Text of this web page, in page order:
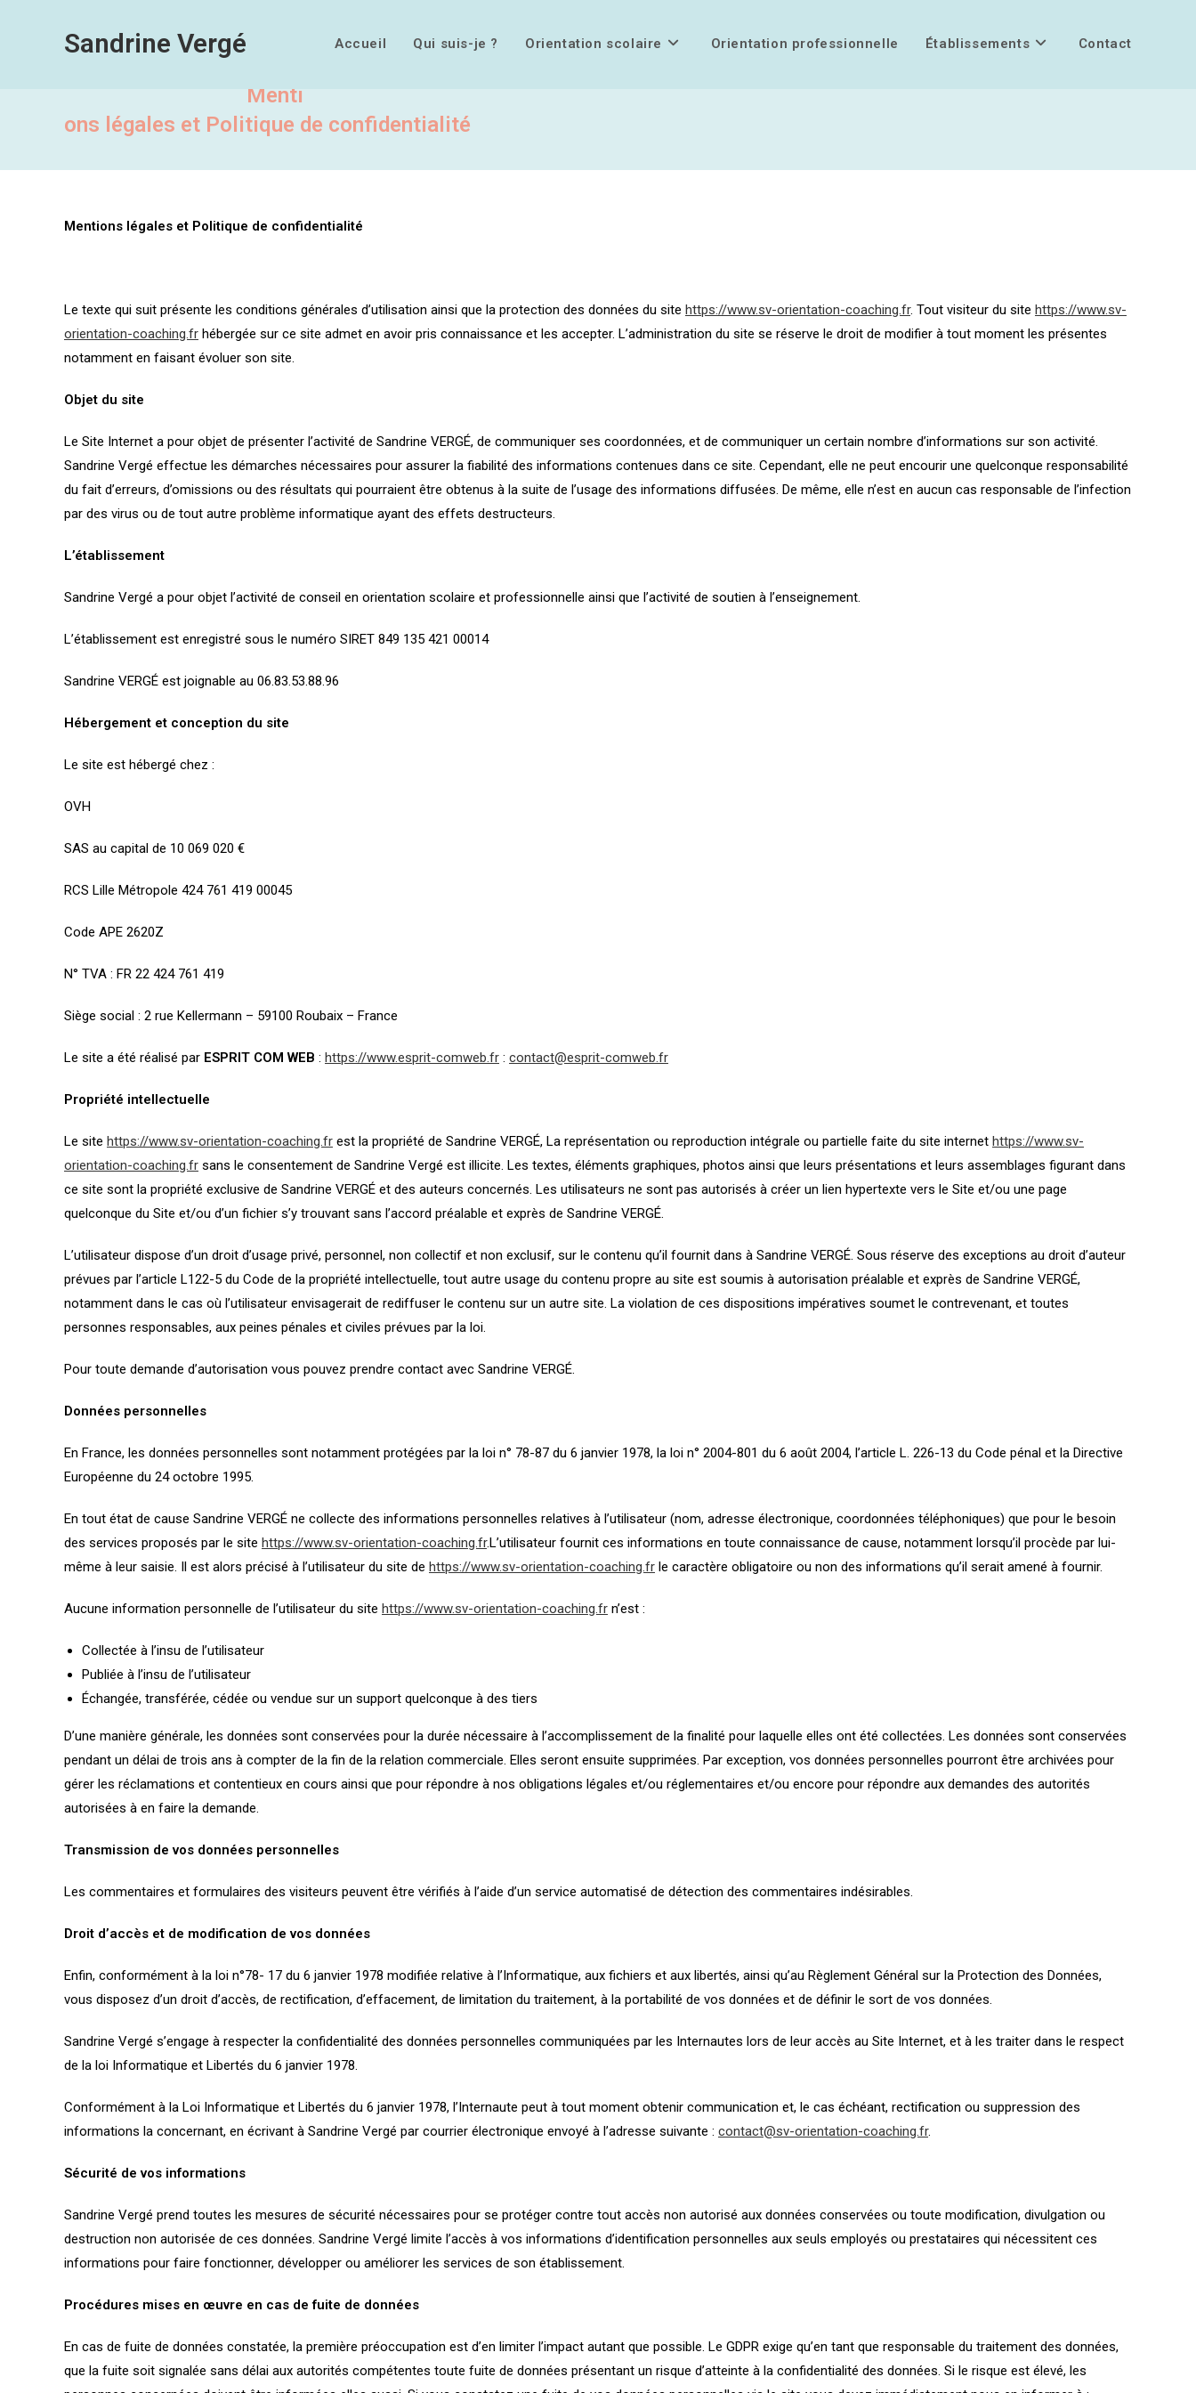
Sandrine Vergé Accueil Qui suis-je ? Orientation scolaire Orientation professionnelle Établissements Contact
Menti
ons légales et Politique de confidentialité
Mentions légales et Politique de confidentialité
Le texte qui suit présente les conditions générales d’utilisation ainsi que la protection des données du site https://www.sv-orientation-coaching.fr. Tout visiteur du site https://www.sv-
orientation-coaching.fr hébergée sur ce site admet en avoir pris connaissance et les accepter. L’administration du site se réserve le droit de modifier à tout moment les présentes
notamment en faisant évoluer son site.
Objet du site
Le Site Internet a pour objet de présenter l’activité de Sandrine VERGÉ, de communiquer ses coordonnées, et de communiquer un certain nombre d’informations sur son activité.
Sandrine Vergé effectue les démarches nécessaires pour assurer la fiabilité des informations contenues dans ce site. Cependant, elle ne peut encourir une quelconque responsabilité
du fait d’erreurs, d’omissions ou des résultats qui pourraient être obtenus à la suite de l’usage des informations diffusées. De même, elle n’est en aucun cas responsable de l’infection
par des virus ou de tout autre problème informatique ayant des effets destructeurs.
L’établissement
Sandrine Vergé a pour objet l’activité de conseil en orientation scolaire et professionnelle ainsi que l’activité de soutien à l’enseignement.
L’établissement est enregistré sous le numéro SIRET 849 135 421 00014
Sandrine VERGÉ est joignable au 06.83.53.88.96
Hébergement et conception du site
Le site est hébergé chez :
OVH
SAS au capital de 10 069 020 €
RCS Lille Métropole 424 761 419 00045
Code APE 2620Z
N° TVA : FR 22 424 761 419
Siège social : 2 rue Kellermann – 59100 Roubaix – France
Le site a été réalisé par ESPRIT COM WEB : https://www.esprit-comweb.fr : contact@esprit-comweb.fr
Propriété intellectuelle
Le site https://www.sv-orientation-coaching.fr est la propriété de Sandrine VERGÉ, La représentation ou reproduction intégrale ou partielle faite du site internet https://www.sv-
orientation-coaching.fr sans le consentement de Sandrine Vergé est illicite. Les textes, éléments graphiques, photos ainsi que leurs présentations et leurs assemblages figurant dans
ce site sont la propriété exclusive de Sandrine VERGÉ et des auteurs concernés. Les utilisateurs ne sont pas autorisés à créer un lien hypertexte vers le Site et/ou une page
quelconque du Site et/ou d’un fichier s’y trouvant sans l’accord préalable et exprès de Sandrine VERGÉ.
L’utilisateur dispose d’un droit d’usage privé, personnel, non collectif et non exclusif, sur le contenu qu’il fournit dans à Sandrine VERGÉ. Sous réserve des exceptions au droit d’auteur
prévues par l’article L122-5 du Code de la propriété intellectuelle, tout autre usage du contenu propre au site est soumis à autorisation préalable et exprès de Sandrine VERGÉ,
notamment dans le cas où l’utilisateur envisagerait de rediffuser le contenu sur un autre site. La violation de ces dispositions impératives soumet le contrevenant, et toutes
personnes responsables, aux peines pénales et civiles prévues par la loi.
Pour toute demande d’autorisation vous pouvez prendre contact avec Sandrine VERGÉ.
Données personnelles
En France, les données personnelles sont notamment protégées par la loi n° 78-87 du 6 janvier 1978, la loi n° 2004-801 du 6 août 2004, l’article L. 226-13 du Code pénal et la Directive
Européenne du 24 octobre 1995.
En tout état de cause Sandrine VERGÉ ne collecte des informations personnelles relatives à l’utilisateur (nom, adresse électronique, coordonnées téléphoniques) que pour le besoin
des services proposés par le site https://www.sv-orientation-coaching.fr.L’utilisateur fournit ces informations en toute connaissance de cause, notamment lorsqu’il procède par lui-
même à leur saisie. Il est alors précisé à l’utilisateur du site de https://www.sv-orientation-coaching.fr le caractère obligatoire ou non des informations qu’il serait amené à fournir.
Aucune information personnelle de l’utilisateur du site https://www.sv-orientation-coaching.fr n’est :
Collectée à l’insu de l’utilisateur
Publiée à l’insu de l’utilisateur
Échangée, transférée, cédée ou vendue sur un support quelconque à des tiers
D’une manière générale, les données sont conservées pour la durée nécessaire à l’accomplissement de la finalité pour laquelle elles ont été collectées. Les données sont conservées
pendant un délai de trois ans à compter de la fin de la relation commerciale. Elles seront ensuite supprimées. Par exception, vos données personnelles pourront être archivées pour
gérer les réclamations et contentieux en cours ainsi que pour répondre à nos obligations légales et/ou réglementaires et/ou encore pour répondre aux demandes des autorités
autorisées à en faire la demande.
Transmission de vos données personnelles
Les commentaires et formulaires des visiteurs peuvent être vérifiés à l’aide d’un service automatisé de détection des commentaires indésirables.
Droit d’accès et de modification de vos données
Enfin, conformément à la loi n°78- 17 du 6 janvier 1978 modifiée relative à l’Informatique, aux fichiers et aux libertés, ainsi qu’au Règlement Général sur la Protection des Données,
vous disposez d’un droit d’accès, de rectification, d’effacement, de limitation du traitement, à la portabilité de vos données et de définir le sort de vos données.
Sandrine Vergé s’engage à respecter la confidentialité des données personnelles communiquées par les Internautes lors de leur accès au Site Internet, et à les traiter dans le respect
de la loi Informatique et Libertés du 6 janvier 1978.
Conformément à la Loi Informatique et Libertés du 6 janvier 1978, l’Internaute peut à tout moment obtenir communication et, le cas échéant, rectification ou suppression des
informations la concernant, en écrivant à Sandrine Vergé par courrier électronique envoyé à l’adresse suivante : contact@sv-orientation-coaching.fr.
Sécurité de vos informations
Sandrine Vergé prend toutes les mesures de sécurité nécessaires pour se protéger contre tout accès non autorisé aux données conservées ou toute modification, divulgation ou
destruction non autorisée de ces données. Sandrine Vergé limite l’accès à vos informations d’identification personnelles aux seuls employés ou prestataires qui nécessitent ces
informations pour faire fonctionner, développer ou améliorer les services de son établissement.
Procédures mises en œuvre en cas de fuite de données
En cas de fuite de données constatée, la première préoccupation est d’en limiter l’impact autant que possible. Le GDPR exige qu’en tant que responsable du traitement des données,
que la fuite soit signalée sans délai aux autorités compétentes toute fuite de données présentant un risque d’atteinte à la confidentialité des données. Si le risque est élevé, les